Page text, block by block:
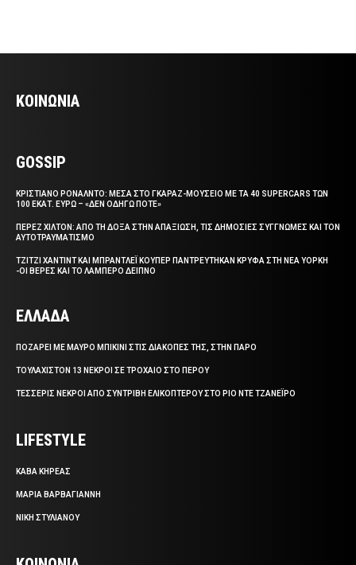
ΚΟΙΝΩΝΙΑ
GOSSIP
ΚΡΙΣΤΙΑΝΟ ΡΟΝΑΛΝΤΟ: ΜΕΣΑ ΣΤΟ ΓΚΑΡΑΖ-ΜΟΥΣΕΙΟ ΜΕ ΤΑ 40 SUPERCARS ΤΩΝ
100 ΕΚΑΤ. ΕΥΡΩ – «ΔΕΝ ΟΔΗΓΩ ΠΟΤΕ»
ΠΕΡΕΖ ΧΙΛΤΟΝ: ΑΠΟ ΤΗ ΔΟΞΑ ΣΤΗΝ ΑΠΑΞΙΩΣΗ, ΤΙΣ ΔΗΜΟΣΙΕΣ ΣΥΓΓΝΩΜΕΣ ΚΑΙ ΤΟΝ
ΑΥΤΟΤΡΑΥΜΑΤΙΣΜΟ
ΤΖΙΤΖΙ ΧΑΝΤΙΝΤ ΚΑΙ ΜΠΡΑΝΤΛΕΪ ΚΟΥΠΕΡ ΠΑΝΤΡΕΥΤΗΚΑΝ ΚΡΥΦΑ ΣΤΗ ΝΕΑ ΥΟΡΚΗ
-ΟΙ ΒΕΡΕΣ ΚΑΙ ΤΟ ΛΑΜΠΕΡΟ ΔΕΙΠΝΟ
ΕΛΛΑΔΑ
ΠΟΖΑΡΕΙ ΜΕ ΜΑΥΡΟ ΜΠΙΚΙΝΙ ΣΤΙΣ ΔΙΑΚΟΠΕΣ ΤΗΣ, ΣΤΗΝ ΠΑΡΟ
ΤΟΥΛΑΧΙΣΤΟΝ 13 ΝΕΚΡΟΙ ΣΕ ΤΡΟΧΑΙΟ ΣΤΟ ΠΕΡΟΥ
ΤΕΣΣΕΡΙΣ ΝΕΚΡΟΙ ΑΠΟ ΣΥΝΤΡΙΒΗ ΕΛΙΚΟΠΤΕΡΟΥ ΣΤΟ ΡΙΟ ΝΤΕ ΤΖΑΝΕΪΡΟ
LIFESTYLE
ΚΑΒΑ ΚΗΡΕΑΣ
ΜΑΡΙΑ ΒΑΡΒΑΓΙΑΝΝΗ
ΝΙΚΗ ΣΤΥΛΙΑΝΟΥ